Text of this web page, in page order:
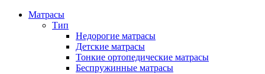
Матрасы
Тип
Недорогие матрасы
Детские матрасы
Тонкие ортопедические матрасы
Беспружинные матрасы